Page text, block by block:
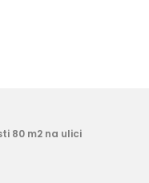
80 m2 na ulici